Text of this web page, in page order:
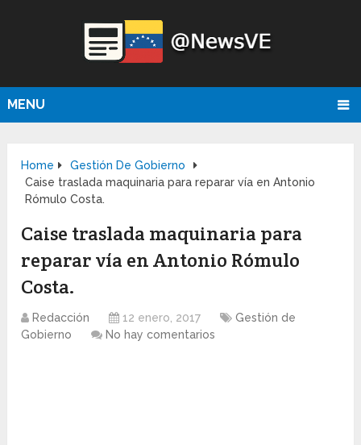
MENU
Home
Gestión De Gobierno
Caise traslada maquinaria para reparar vía en Antonio
Rómulo Costa.
Caise traslada maquinaria para
reparar vía en Antonio Rómulo
Costa.
Redacción 12 enero, 2017
Gestión de
Gobierno
No hay comentarios